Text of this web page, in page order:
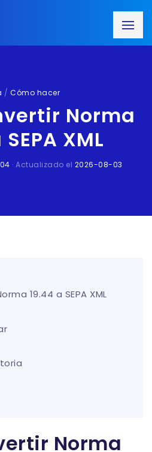
/ Cómo hacer
Norma
XML
· Actualizado el 2026-08-03
19.44 a SEPA XML
Norma